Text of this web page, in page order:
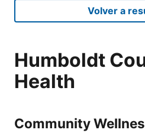
Volver a
Humboldt
Health
Community